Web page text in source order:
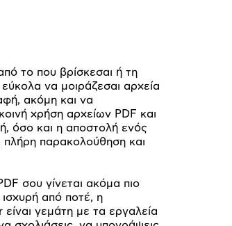
το που βρίσκεσαι ή τη
να μοιράζεσαι αρχεία
ακόμη και να
χρήση αρχείων PDF και
όσο και η αποστολή ενός
παρακολούθηση και
σου γίνεται ακόμα πιο
από ποτέ, η
γεμάτη με τα εργαλεία